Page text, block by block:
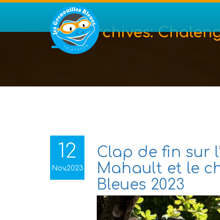
Tag Archives:
12
Nov,2023
Clap de fin sur
Mahault et le
Bleues 2023